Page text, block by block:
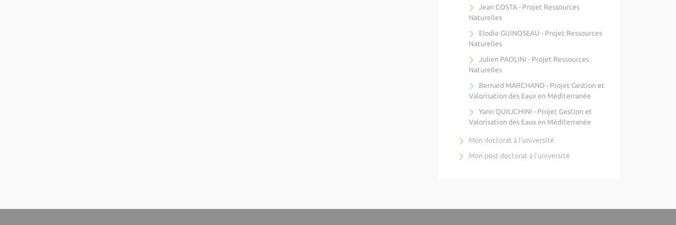
Jean COSTA - Projet Ressources
Naturelles
Elodie GUINOSEAU - Projet Ressources
Naturelles
Julien PAOLINI - Projet Ressources
Naturelles
Bernard MARCHAND - Projet Gestion et
Valorisation des Eaux en Méditerranée
Yann QUILICHINI - Projet Gestion et
Valorisation des Eaux en Méditerranée
Mon doctorat à l'université
Mon post doctorat à l'université